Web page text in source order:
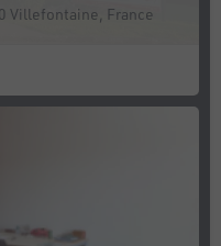
Villefontaine, France